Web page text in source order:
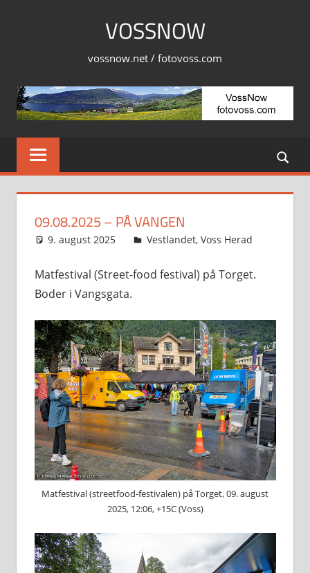
VOSSNOW
vossnow.net / fotovoss.com
09.08.2025 – PÅ VANGEN
9. august 2025 Svein
Vestlandet, Voss Herad
Matfestival (Street-food festival) på Torget.
Boder i Vangsgata.
Matfestival (streetfood-festivalen) på Torget, 09. august
2025, 12:06, +15C (Voss)